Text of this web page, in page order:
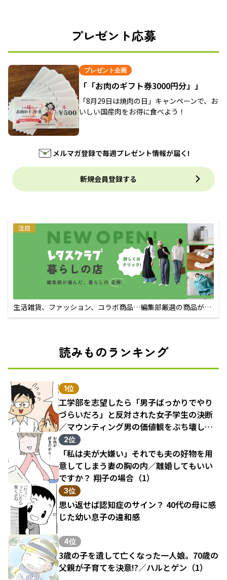
プレゼント応募
プレゼント企画
「「お肉のギフト券3000円分」」
「8月29日は焼肉の日」キャンペーンで、お
いしい国産肉をお得に食べよう！
メルマガ登録で毎週プレゼント情報が届く!
新規会員登録する
注目
生活雑貨、ファッション、コラボ商品…編集部厳選の商品が買
えるECサイト
読みものランキング
1位
工学部を志望したら「男子ばっかりでやり
づらいだろ」と反対された女子学生の決断
／マウンティング男の価値観をぶち壊した
結果（1）
2位
「私は夫が大嫌い」それでも夫の好物を用
意してしまう妻の胸の内／離婚してもいい
ですか？ 翔子の場合（1）
3位
思い返せば認知症のサイン？ 40代の母に感
じた幼い息子の違和感
4位
3歳の子を遺して亡くなった一人娘。70歳の
父親が子育てを決意!?／ハルとゲン（1）